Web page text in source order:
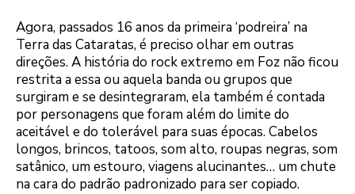
Agora, passados 16 anos da primeira ‘podreira’ na
Terra das Cataratas, é preciso olhar em outras
direções. A história do rock extremo em Foz não ficou
restrita a essa ou aquela banda ou grupos que
surgiram e se desintegraram, ela também é contada
por personagens que foram além do limite do
aceitável e do tolerável para suas épocas. Cabelos
longos, brincos, tatoos, som alto, roupas negras, som
satânico, um estouro, viagens alucinantes… um chute
na cara do padrão padronizado para ser copiado.